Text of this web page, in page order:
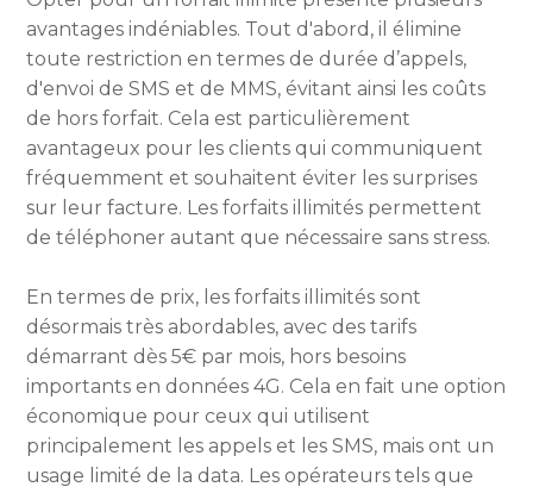
avantages indéniables. Tout d'abord, il élimine
toute restriction en termes de durée d’appels,
d'envoi de SMS et de MMS, évitant ainsi les coûts
de hors forfait. Cela est particulièrement
avantageux pour les clients qui communiquent
fréquemment et souhaitent éviter les surprises
sur leur facture. Les forfaits illimités permettent
de téléphoner autant que nécessaire sans stress.
En termes de prix, les forfaits illimités sont
désormais très abordables, avec des tarifs
démarrant dès 5€ par mois, hors besoins
importants en données 4G. Cela en fait une option
économique pour ceux qui utilisent
principalement les appels et les SMS, mais ont un
usage limité de la data. Les opérateurs tels que